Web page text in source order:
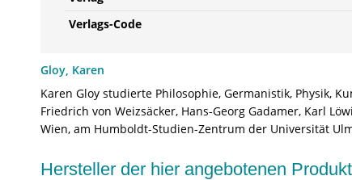
Verlags-Code
Gloy, Karen
Karen Gloy studierte Philosophie, Germanistik, Physik,
Friedrich von Weizsäcker, Hans-Georg Gadamer, Karl
Wien, am Humboldt-Studien-Zentrum der Universität
Hersteller der hier angebotenen